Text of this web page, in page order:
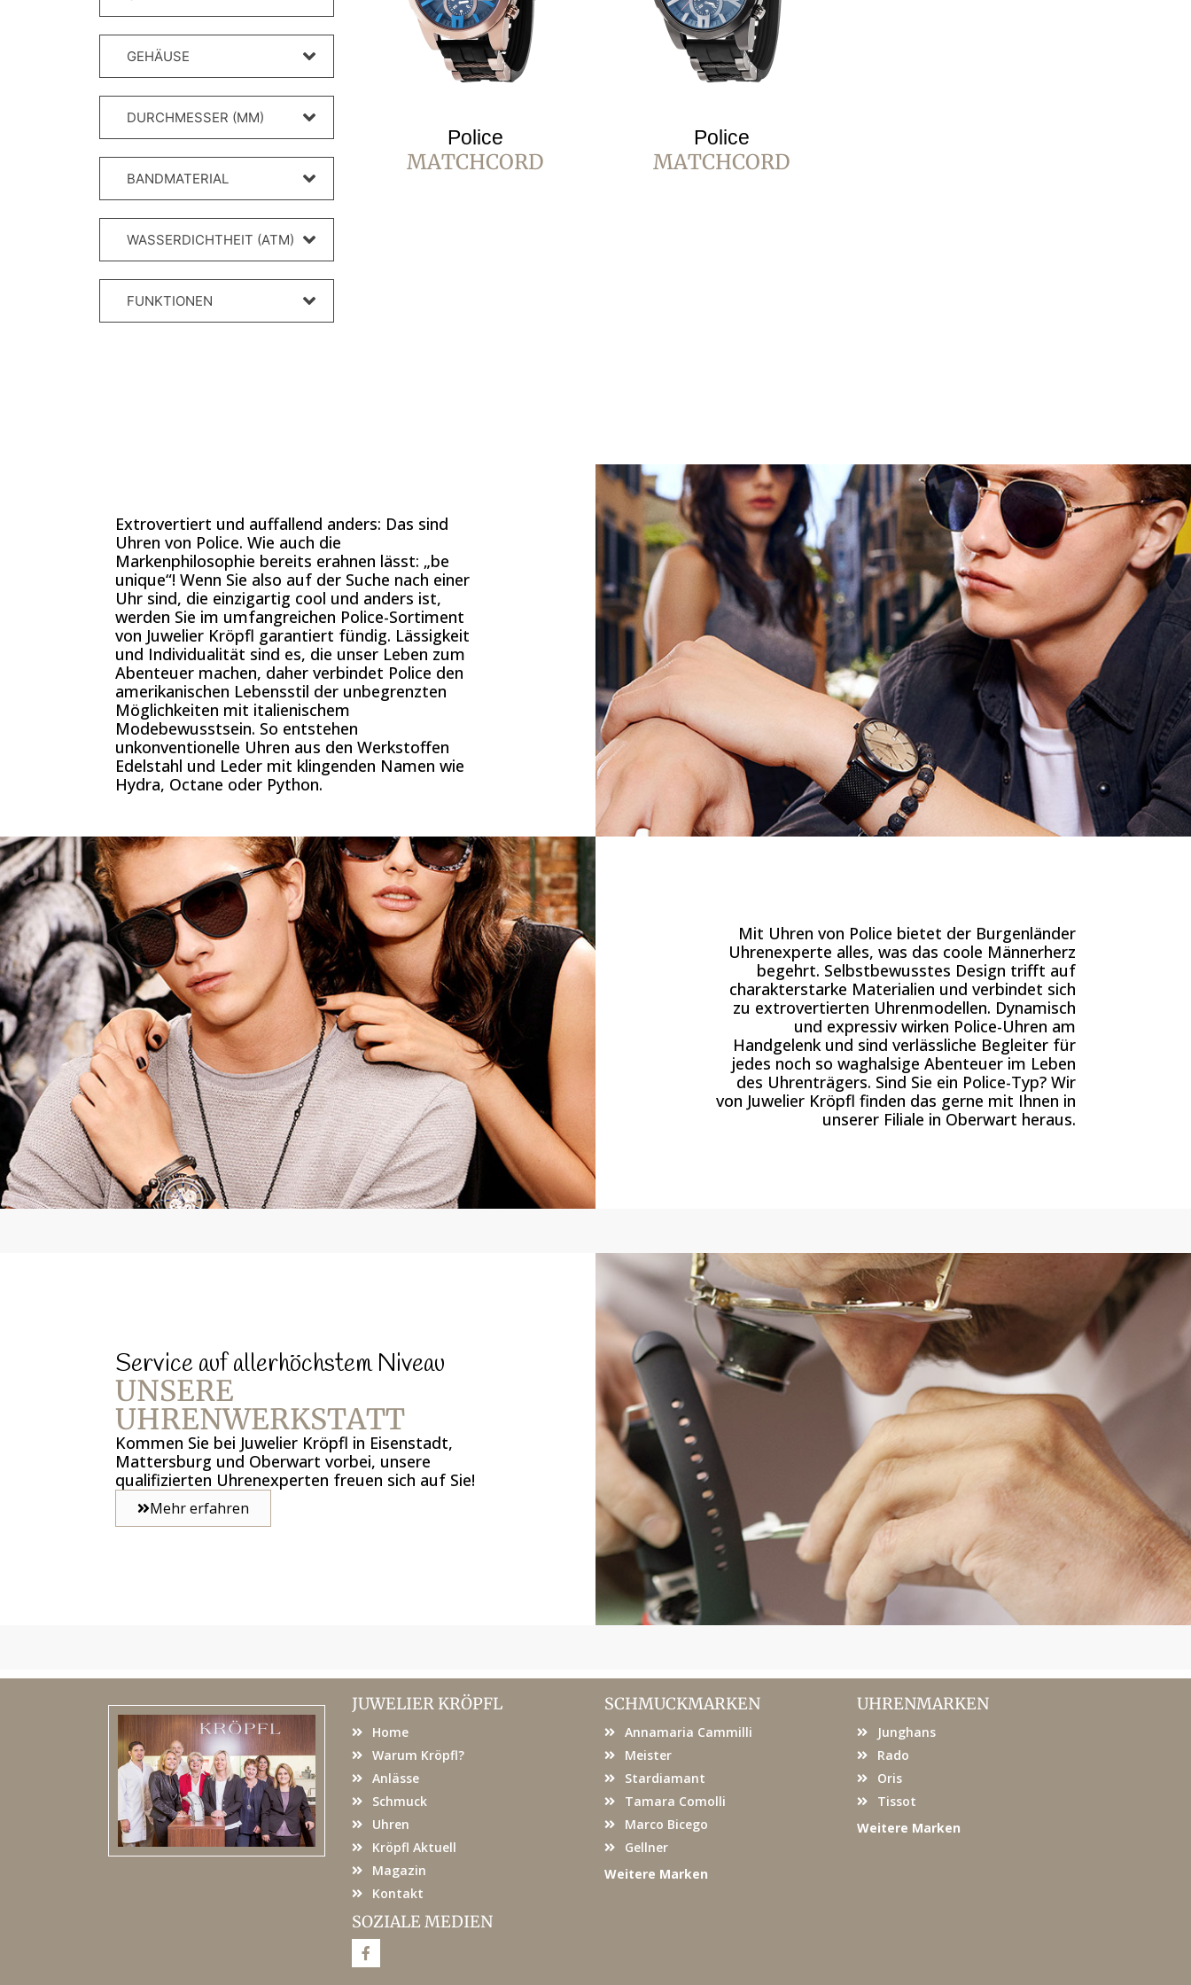
GEHÄUSE
DURCHMESSER (MM)
BANDMATERIAL
WASSERDICHTHEIT (ATM)
FUNKTIONEN
Police
MATCHCORD
Police
MATCHCORD
Extrovertiert und auffallend anders: Das sind
Uhren von Police. Wie auch die
Markenphilosophie bereits erahnen lässt: „be
unique“! Wenn Sie also auf der Suche nach einer
Uhr sind, die einzigartig cool und anders ist,
werden Sie im umfangreichen Police-Sortiment
von Juwelier Kröpfl garantiert fündig. Lässigkeit
und Individualität sind es, die unser Leben zum
Abenteuer machen, daher verbindet Police den
amerikanischen Lebensstil der unbegrenzten
Möglichkeiten mit italienischem
Modebewusstsein. So entstehen
unkonventionelle Uhren aus den Werkstoffen
Edelstahl und Leder mit klingenden Namen wie
Hydra, Octane oder Python.
Mit Uhren von Police bietet der Burgenländer
Uhrenexperte alles, was das coole Männerherz
begehrt. Selbstbewusstes Design trifft auf
charakterstarke Materialien und verbindet sich
zu extrovertierten Uhrenmodellen. Dynamisch
und expressiv wirken Police-Uhren am
Handgelenk und sind verlässliche Begleiter für
jedes noch so waghalsige Abenteuer im Leben
des Uhrenträgers. Sind Sie ein Police-Typ? Wir
von Juwelier Kröpfl finden das gerne mit Ihnen in
unserer Filiale in Oberwart heraus.
Service auf allerhöchstem Niveau
UNSERE
UHRENWERKSTATT
Kommen Sie bei Juwelier Kröpfl in Eisenstadt,
Mattersburg und Oberwart vorbei, unsere
qualifizierten Uhrenexperten freuen sich auf Sie!
Mehr erfahren
JUWELIER KRÖPFL
Home
Warum Kröpfl?
Anlässe
Schmuck
Uhren
Kröpfl Aktuell
Magazin
Kontakt
SOZIALE MEDIEN
F
a
SCHMUCKMARKEN
Annamaria Cammilli
Meister
Stardiamant
Tamara Comolli
Marco Bicego
Gellner
Weitere Marken
UHRENMARKEN
Junghans
Rado
Oris
Tissot
Weitere Marken